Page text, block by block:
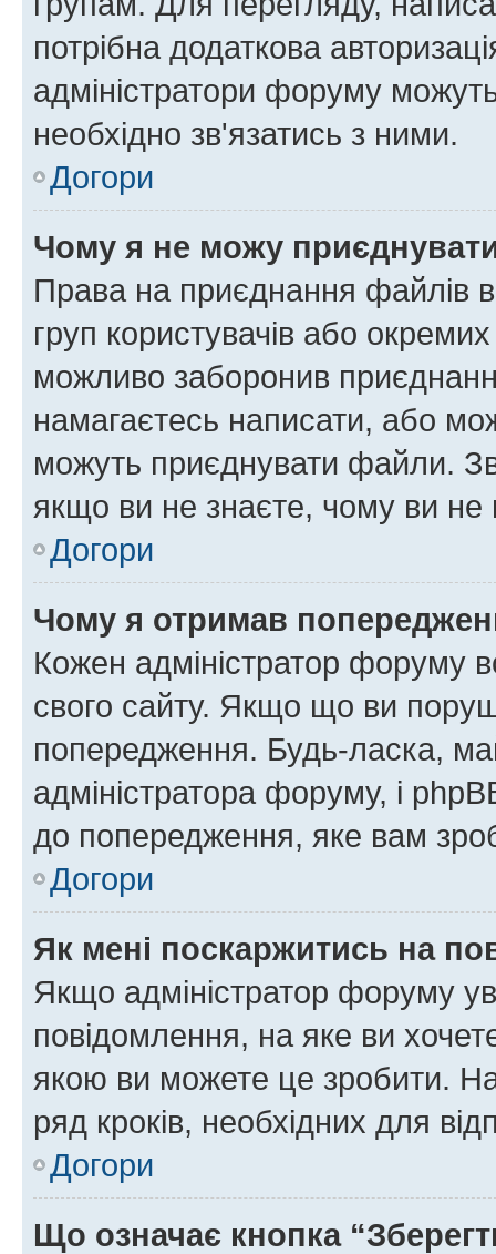
потрібна додаткова
адміністратори форуму
необхідно зв'язатись з ними.
Догори
Чому я не можу
Права на приєднання файлів
груп користувачів або
можливо заборонив
намагаєтесь написати, або
можуть приєднувати файли.
якщо ви не знаєте, чому ви
Догори
Чому я отримав
Кожен адміністратор форуму
свого сайту. Якщо що ви
попередження. Будь-ласка,
адміністратора форуму, і
до попередження, яке вам
Догори
Як мені поскаржитись на
Якщо адміністратор форуму
повідомлення, на яке ви
якою ви можете це зробити.
ряд кроків, необхідних для
Догори
Що означає кнопка